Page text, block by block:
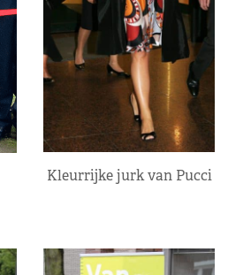
Kleurrijke jurk van Pucci